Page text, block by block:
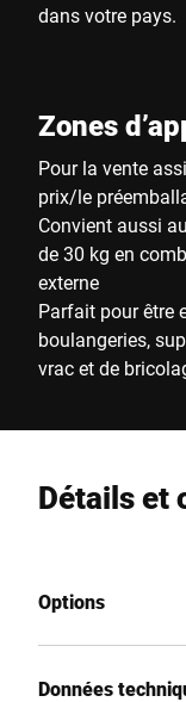
dans votre pays.
Zones
Pour la vente
prix/le
Convient aussi
de 30 kg en
externe
Parfait pour être
boulangeries,
vrac et de
Détails et
Options
Données